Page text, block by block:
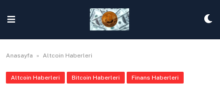
content
Anasayfa » Altcoin Haberleri
Altcoin Haberleri Bitcoin Haberleri Finans Haberleri